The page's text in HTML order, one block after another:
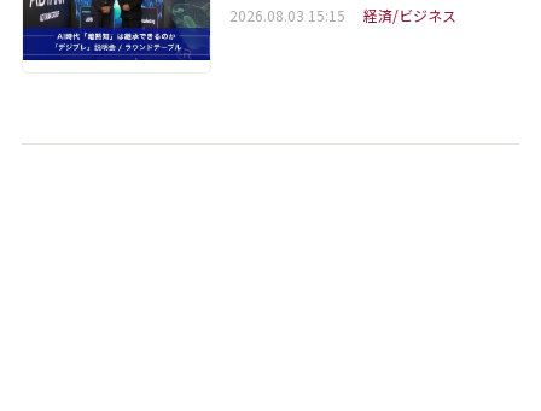
2026.08.03 15:15 経済/ビジネス